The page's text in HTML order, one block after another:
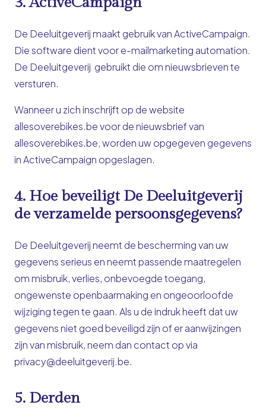
De Deeluitgeverij maakt gebruik van ActiveCampaign.
Die software dient voor e-mailmarketing automation.
De Deeluitgeverij gebruikt die om nieuwsbrieven te
versturen.
Wanneer u zich inschrijft op de website
allesoverebikes.be voor de nieuwsbrief van
allesoverebikes.be, worden uw opgegeven gegevens
in ActiveCampaign opgeslagen.
4. Hoe beveiligt De Deeluitgeverij
de verzamelde persoonsgegevens?
De Deeluitgeverij neemt de bescherming van uw
gegevens serieus en neemt passende maatregelen
om misbruik, verlies, onbevoegde toegang,
ongewenste openbaarmaking en ongeoorloofde
wijziging tegen te gaan. Als u de indruk heeft dat uw
gegevens niet goed beveiligd zijn of er aanwijzingen
zijn van misbruik, neem dan contact op via
privacy@deeluitgeverij.be.
5. Derden